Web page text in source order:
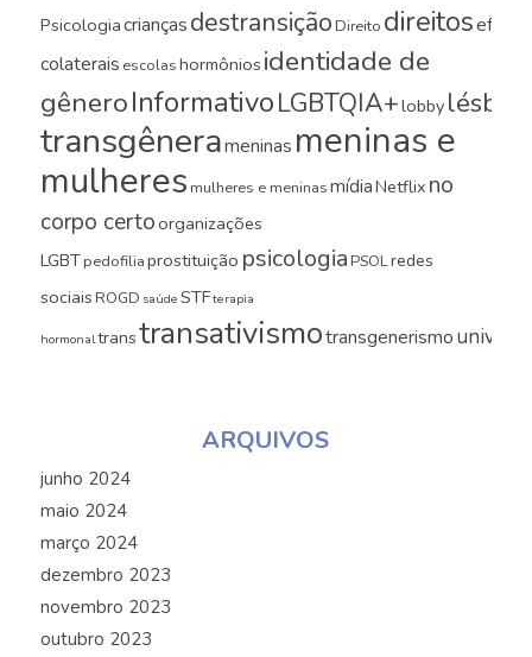
Psicologiacriançasdestransição Direito direitos
colaterais escolashormônios identidade de
gêneroInformativoLGBTQIA+lobby
transgênerameninas meninas e
mulheres mulheres e meninasmídiaNetflix no
corpo certoorganizações
LGBTpedofiliaprostituição psicologia PSOLredes
sociais ROGD saúde STFterapia
hormonaltranstransativismotransgenerismo
ARQUIVOS
junho 2024
maio 2024
março 2024
dezembro 2023
novembro 2023
outubro 2023